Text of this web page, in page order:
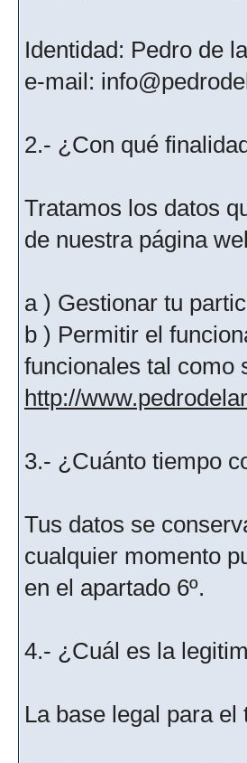
Identidad: Pedro de
e-mail:
2.- ¿Con qué
Tratamos los datos
de nuestra página
a ) Gestionar tu
b ) Permitir el
funcionales tal como
http://
3.- ¿Cuánto tiempo
Tus datos se
cualquier momento
en el apartado 6º.
4.- ¿Cuál es la
La base legal para